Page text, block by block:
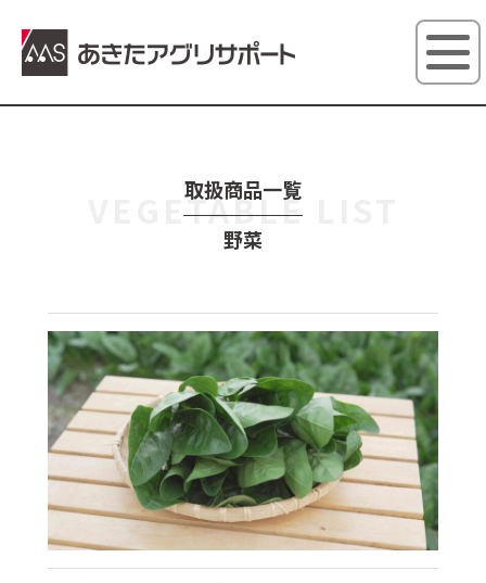
あきたア
取扱商品一覧
野菜
VEGETABLE LIST